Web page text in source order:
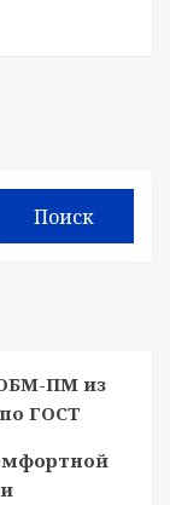
Поиск
ПМ из
ГОСТ